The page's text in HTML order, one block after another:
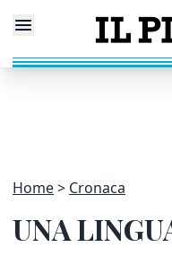
Home Cronaca
UNA